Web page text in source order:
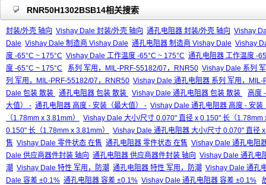
RNR50H1302BSB14相关搜索
封装/外壳 轴向 Vishay Dale 封装/外壳 轴向 通孔电阻器 封装/外壳 轴向 Vishay
Dale Vishay Dale 制造商 Vishay Dale 通孔电阻器 制造商 Vishay Dale Vishay
度 -65°C ~ 175°C Vishay Dale 工作温度 -65°C ~ 175°C 通孔电阻器 工作温度 -
度 -65°C ~ 175°C
系列 军用，MIL-PRF-55182/07，RNR50 Vishay Dale 系列
列 军用，MIL-PRF-55182/07，RNR50 Vishay Dale 通孔电阻器 系列 军用，
Dale 包装 散装
通孔电阻器 包装 散装 Vishay Dale 通孔电阻器 包装 散装
高度
大值） - 通孔电阻器 高度 - 安装（最大值） - Vishay Dale 通孔电阻器 高度 - 安装
（1.78mm x 3.81mm）
Vishay Dale 大小/尺寸 0.070" 直径 x 0.150" 长（1.78mm
0.150" 长（1.78mm x 3.81mm）
Vishay Dale 通孔电阻器 大小/尺寸 0.070" 直径
售 Vishay Dale 零件状态 在售 通孔电阻器 零件状态 在售 Vishay Dale 通孔电阻
Dale 供应商器件封装 轴向 通孔电阻器 供应商器件封装 轴向 Vishay Dale 通孔电
潮 Vishay Dale 特性 军用，防潮 通孔电阻器 特性 军用，防潮 Vishay Dale 通孔
Dale 容差 ±0.1% 通孔电阻器 容差 ±0.1% Vishay Dale 通孔电阻器 容差 ±0.1%